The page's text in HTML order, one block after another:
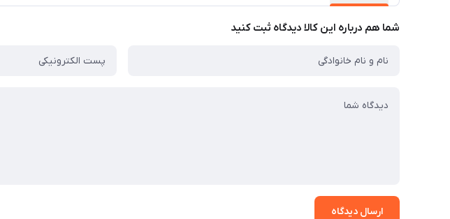
شما هم درباره این کالا دیدگاه ثبت کنید
ارسال دیدگاه